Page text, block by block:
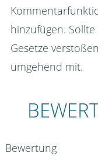
hinzufügen.
Gesetze
umgehend mit.
Bewertung